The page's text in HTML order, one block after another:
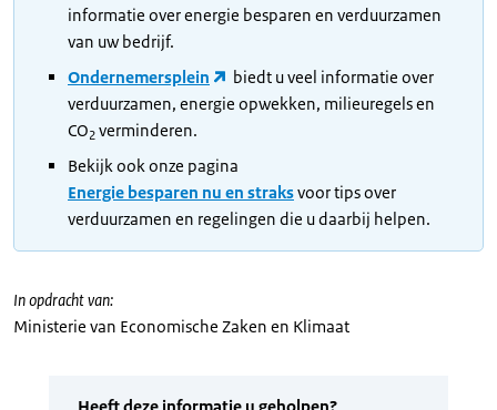
informatie over energie besparen en verduurzamen
van uw bedrijf.
Ondernemersplein
biedt u veel informatie over
verduurzamen, energie opwekken, milieuregels en
CO2 verminderen.
Bekijk ook onze pagina
Energie besparen nu en straksvoor tips over
verduurzamen en regelingen die u daarbij helpen.
In opdracht van:
Ministerie van Economische Zaken en Klimaat